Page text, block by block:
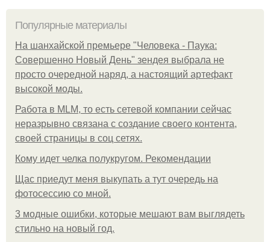
Популярные материалы
На шанхайской премьере "Человека - Паука:
Совершенно Новый День" зендея выбрала не
просто очередной наряд, а настоящий артефакт
высокой моды.
Работа в MLM, то есть сетевой компании сейчас
неразрывно связана с создание своего контента,
своей страницы в соц сетях.
Кому идет челка полукругом. Рекомендации
Щас приедут меня выкупать а тут очередь на
фотосессию со мной.
3 модные ошибки, которые мешают вам выглядеть
стильно на новый год.